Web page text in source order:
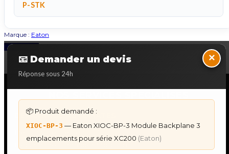
P-STK
Marque : Eaton
📧 Demander un devis
Réponse sous 24h
×
📦 Produit demandé :
XIOC-BP-3 — Eaton XIOC-BP-3 Module Backplane 3
emplacements pour série XC200 (Eaton)
Back to Top
DÉPANNAGE AUTOMATES
Dépannage Schneider Modicon